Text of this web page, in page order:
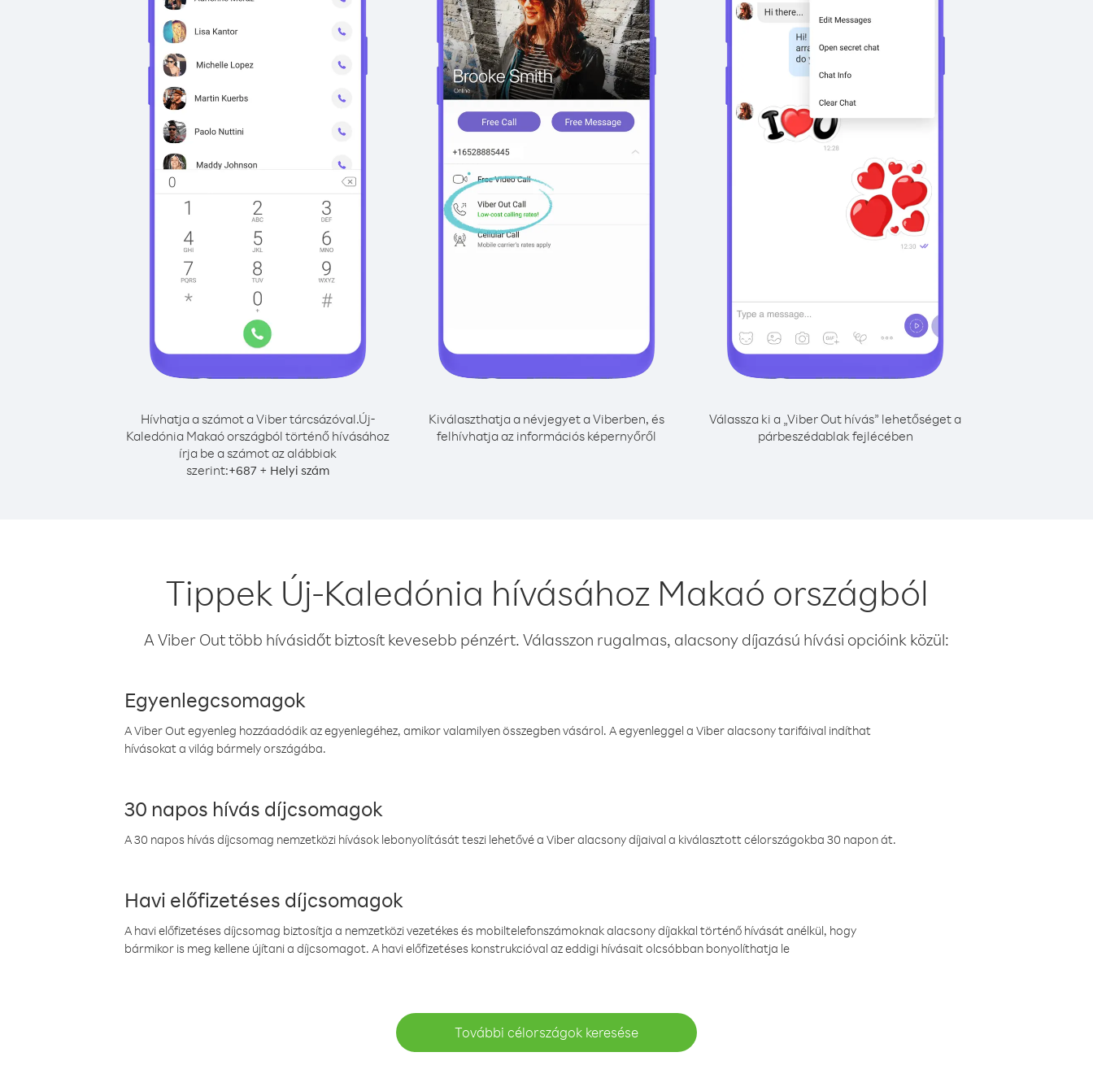
Hívhatja a számot a Viber tárcsázóval.Új-
Kaledónia Makaó országból történő hívásához
írja be a számot az alábbiak
szerint:+687 + Helyi szám
Kiválaszthatja a névjegyet a Viberben, és
felhívhatja az információs képernyőről
Válassza ki a „Viber Out hívás” lehetőséget a
párbeszédablak fejlécében
Tippek Új-Kaledónia hívásához Makaó országból
A Viber Out több hívásidőt biztosít kevesebb pénzért. Válasszon rugalmas, alacsony díjazású hívási opcióink közül:
Egyenlegcsomagok
A Viber Out egyenleg hozzáadódik az egyenlegéhez, amikor valamilyen összegben vásárol. A egyenleggel a Viber alacsony tarifáival indíthat
hívásokat a világ bármely országába.
30 napos hívás díjcsomagok
A 30 napos hívás díjcsomag nemzetközi hívások lebonyolítását teszi lehetővé a Viber alacsony díjaival a kiválasztott célországokba 30 napon át.
Havi előfizetéses díjcsomagok
A havi előfizetéses díjcsomag biztosítja a nemzetközi vezetékes és mobiltelefonszámoknak alacsony díjakkal történő hívását anélkül, hogy
bármikor is meg kellene újítani a díjcsomagot. A havi előfizetéses konstrukcióval az eddigi hívásait olcsóbban bonyolíthatja le
További célországok keresése